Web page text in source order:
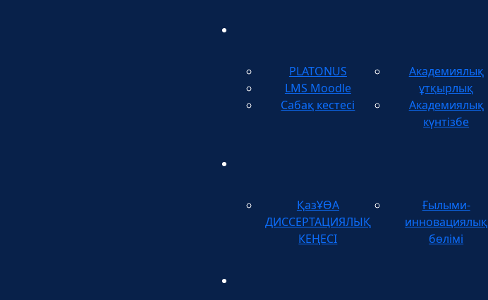
PLATONUS
LMS Moodle
Сабақ кестесі
Академиялық
ұтқырлық
Академиялық
күнтізбе
ҚазҰӨА
ДИССЕРТАЦИЯЛЫҚ
КЕҢЕСІ
Ғылыми-
инновациялық
бөлімі